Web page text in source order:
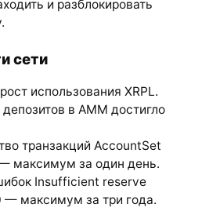
и разблокировать
сети
использования XRPL.
в AMM достигло
транзакций AccountSet
максимум за один день.
Insufficient reserve
— максимум за три года.